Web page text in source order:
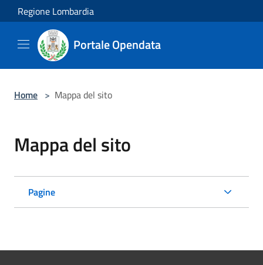
Salta al contenuto principale
Regione Lombardia
Portale Opendata
Home > Mappa del sito
Mappa del sito
Pagine